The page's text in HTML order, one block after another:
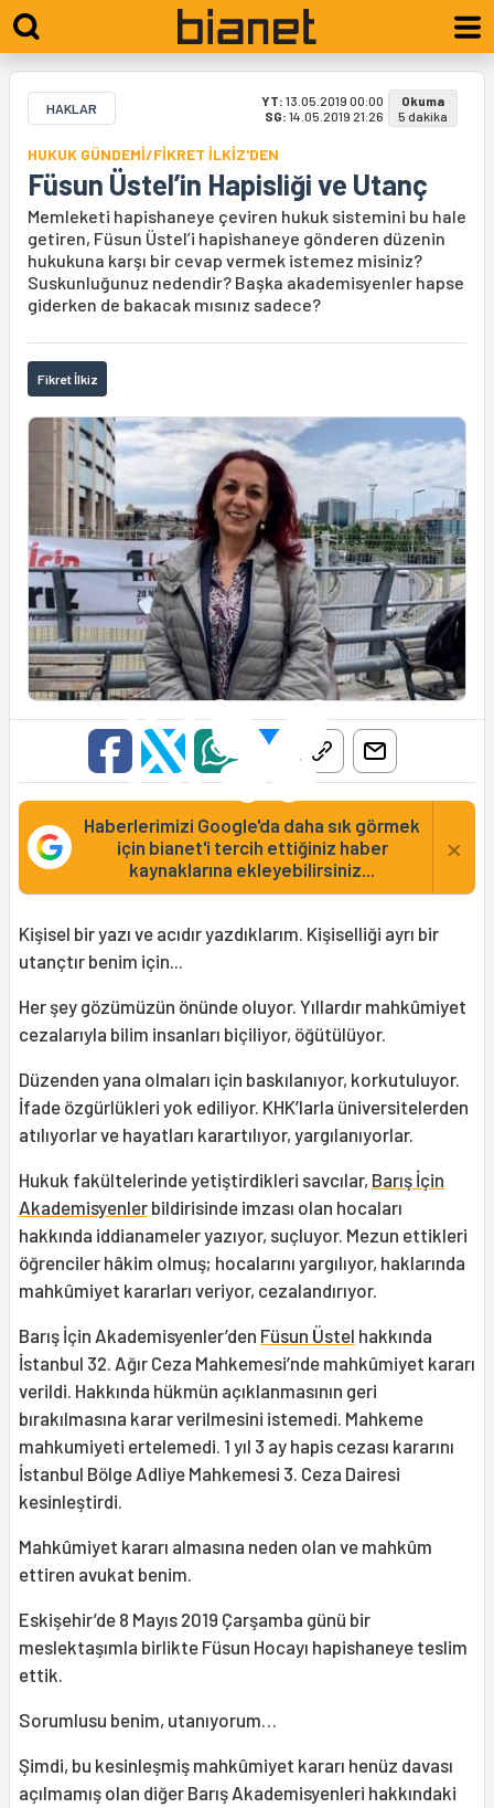
HAKLAR YT: 13.05.2019 00:00
SG: 14.05.2019 21:26
Okuma
5 dakika
HUKUK GÜNDEMİ/FİKRET İLKİZ'DEN
Füsun Üstel’in Hapisliği ve Utanç
Memleketi hapishaneye çeviren hukuk sistemini bu hale
getiren, Füsun Üstel’i hapishaneye gönderen düzenin
hukukuna karşı bir cevap vermek istemez misiniz?
Suskunluğunuz nedendir? Başka akademisyenler hapse
giderken de bakacak mısınız sadece?
Fikret İlkiz
Haberlerimizi Google'da daha sık görmek
için bianet'i tercih ettiğiniz haber
kaynaklarına ekleyebilirsiniz...
×
Kişisel bir yazı ve acıdır yazdıklarım. Kişiselliği ayrı bir
utançtır benim için...
Her şey gözümüzün önünde oluyor. Yıllardır mahkûmiyet
cezalarıyla bilim insanları biçiliyor, öğütülüyor.
Düzenden yana olmaları için baskılanıyor, korkutuluyor.
İfade özgürlükleri yok ediliyor. KHK’larla üniversitelerden
atılıyorlar ve hayatları karartılıyor, yargılanıyorlar.
Hukuk fakültelerinde yetiştirdikleri savcılar, Barış İçin
Akademisyenler bildirisinde imzası olan hocaları
hakkında iddianameler yazıyor, suçluyor. Mezun ettikleri
öğrenciler hâkim olmuş; hocalarını yargılıyor, haklarında
mahkûmiyet kararları veriyor, cezalandırıyor.
Barış İçin Akademisyenler’den Füsun Üstel hakkında
İstanbul 32. Ağır Ceza Mahkemesi’nde mahkûmiyet kararı
verildi. Hakkında hükmün açıklanmasının geri
bırakılmasına karar verilmesini istemedi. Mahkeme
mahkumiyeti ertelemedi. 1 yıl 3 ay hapis cezası kararını
İstanbul Bölge Adliye Mahkemesi 3. Ceza Dairesi
kesinleştirdi.
Mahkûmiyet kararı almasına neden olan ve mahkûm
ettiren avukat benim.
Eskişehir’de 8 Mayıs 2019 Çarşamba günü bir
meslektaşımla birlikte Füsun Hocayı hapishaneye teslim
ettik.
Sorumlusu benim, utanıyorum…
Şimdi, bu kesinleşmiş mahkûmiyet kararı henüz davası
açılmamış olan diğer Barış Akademisyenleri hakkındaki